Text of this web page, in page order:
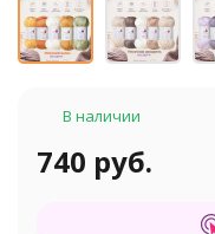
В наличии
740 руб.